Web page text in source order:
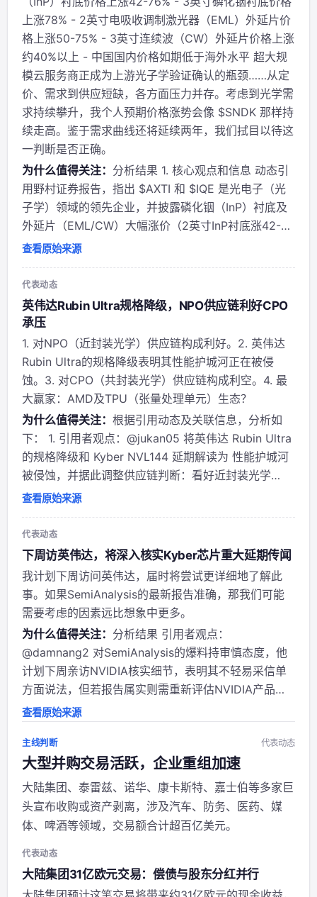
上涨78% - 2英寸电吸收调制激光器（EML）外延片价
格上涨50-75% - 3英寸连续波（CW）外延片价格上涨
约40%以上 - 中国国内价格如期低于海外水平 超大规
模云服务商正成为上游光子学验证确认的瓶颈……从定
价、需求到供应短缺，各方面压力并存。考虑到光学需
求持续攀升，我个人预期价格涨势会像 $SNDK 那样持
续走高。鉴于需求曲线还将延续两年，我们拭目以待这
一判断是否正确。
为什么值得关注： 分析结果 1. 核心观点和信息 动态引
用野村证券报告，指出 $AXTI 和 $IQE 是光电子（光
子学）领域的领先企业，并披露磷化铟（InP）衬底及
外延片（EML/CW）大幅涨价（2英寸InP衬底涨42-
76%，3英寸涨78%等）。作者强调国内价格低于海
颈，从定价、需求到...
查看原始来源
代表动态
英伟达Rubin Ultra规格降级，NPO供应链利好CPO
承压
1. 对NPO（近封装光学）供应链构成利好。2. 英伟达
Rubin Ultra的规格降级表明其性能护城河正在被侵
蚀。3. 对CPO（共封装光学）供应链构成利空。4. 最
大赢家：AMD及TPU（张量处理单元）生态？
为什么值得关注： 根据引用动态及关联信息，分析如
下： 1. 引用者观点：@jukan05 将英伟达 Rubin Ultra
的规格降级和 Kyber NVL144 延期解读为 性能护城河
被侵蚀，并据此调整供应链判断：看好近封装光学
（NPO），看淡共封装光学（CPO），认为 AMD 与
构...
查看原始来源
代表动态
下周访英伟达，将深入核实Kyber芯片重大延期传闻
我计划下周访问英伟达，届时将尝试更详细地了解此
事。如果SemiAnalysis的最新报告准确，那我们可能
需要考虑的因素远比想象中更多。
为什么值得关注： 分析结果 引用者观点：
@damnang2 对SemiAnalysis的爆料持审慎态度，他
计划下周亲访NVIDIA核实细节，表明其不轻易采信单
方面说法，但若报告属实则需重新评估NVIDIA产品路
线，暗示此事影响重大。 与原动态对比：原动态
（SemiAnalysis）断言Kyber NVL144延期超12个月至
2028年，...
查看原始来源
主线判断 代表动态
大型并购交易活跃，企业重组加速
大陆集团、泰雷兹、诺华、康卡斯特、嘉士伯等多家巨
头宣布收购或资产剥离，涉及汽车、防务、医药、媒
体、啤酒等领域，交易额合计超百亿美元。
代表动态
大陆集团31亿欧元交易：偿债与股东分红并行